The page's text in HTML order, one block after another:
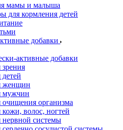
мамы и малыша
для кормления детей
добавки
активные добавки
женщин
мужчин
организма
волос, ногтей
системы